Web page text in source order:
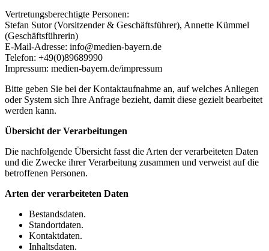
Vertretungsberechtigte Personen:
Stefan Sutor (Vorsitzender & Geschäftsführer), Annette Kümmel
(Geschäftsführerin)
E-Mail-Adresse: info@medien-bayern.de
Telefon: +49(0)89689990
Impressum: medien-bayern.de/impressum
Bitte geben Sie bei der Kontaktaufnahme an, auf welches Anliegen
oder System sich Ihre Anfrage bezieht, damit diese gezielt bearbeitet
werden kann.
Übersicht der Verarbeitungen
Die nachfolgende Übersicht fasst die Arten der verarbeiteten Daten
und die Zwecke ihrer Verarbeitung zusammen und verweist auf die
betroffenen Personen.
Arten der verarbeiteten Daten
Bestandsdaten.
Standortdaten.
Kontaktdaten.
Inhaltsdaten.